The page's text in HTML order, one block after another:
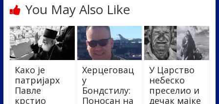
You May Also Like
Како је
патријарх
Павле
крстио
Херцеговац
у
Бондстилу:
Поносан на
У Царство
небеско
преселио и
дечак мајке